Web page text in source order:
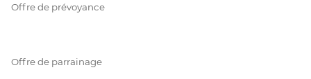
Offre de prévoyance
Offre de parrainage